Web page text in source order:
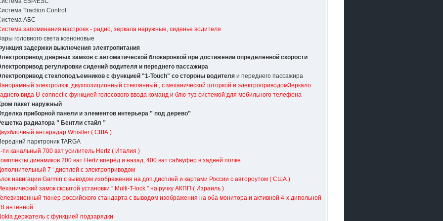
Traction Control
АБС
запоминания настроек - радио, зеркала наружные, сиденье водителя
головного света ксеноновые
задержки выключения электропитания
дверных замков с автоматической блокировкой при достижении определенной скорости
регулировки сидений водителя и переднего пассажира
стеклоподъемников с функцией "1-Touch" со стороны водителя и переднего пассажира
электролюк, двухпозиционный стеклянный , с механической шторкой и электроприводомЗеркало
вида U-connect c функцией голосового ввода команд и блю-туз системой для мобильного телефона
пакет наружный
приборной панели и элементов интерьера ” под дерево”
радиатора ” Бентли стайл ”
антарадар Whistler ( США )
парктроник TARGA
ти канальный 700 ват усилитель Hertz ( Италия )
динамиков 200 ват Hertz вперёд и назад, 400 ват сабвуфер в задней полке
7 ‘ дисплей с электроприводом
навигации Garmin с выводом изображения на доп.дисплей и картами России с автороутом ( США )
замок скрытой установки ” Multi-T-lock ” на ручку АКПП ( Израиль )
тюнер российского стандарта с выводом изображения на оба монитора и активной 4-х дипольной
антенной
держатель с функцией подзарядки